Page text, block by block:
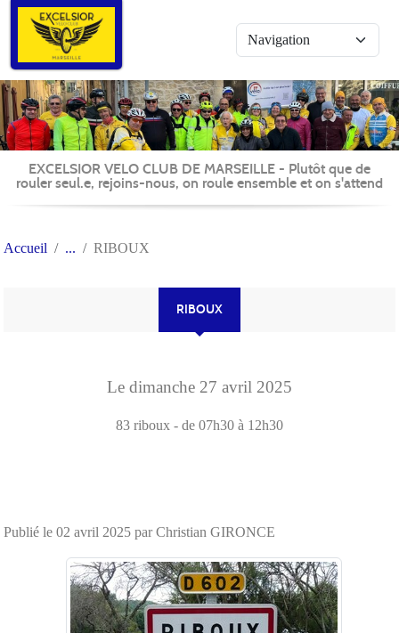
EXCELSIOR VELO CLUB DE MARSEILLE - Plutôt que de
rouler seul.e, rejoins-nous, on roule ensemble et on s'attend
Accueil RIBOUX
RIBOUX
Le dimanche 27 avril 2025
83 riboux - de 07h30 à 12h30
Publié le 02 avril 2025 par Christian GIRONCE
Panneau de gestion des cookies